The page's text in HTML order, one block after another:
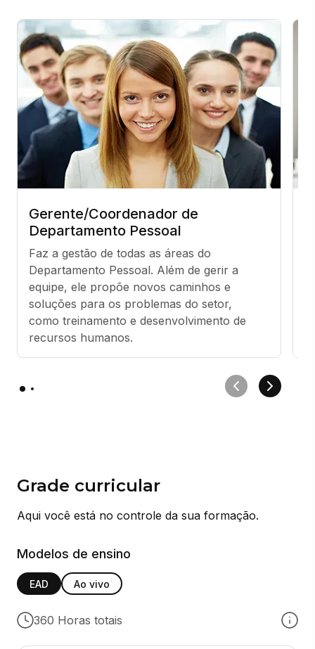
Gerente/Coordenador de
Departamento Pessoal
Faz a gestão de todas as áreas do
Departamento Pessoal. Além de gerir a
equipe, ele propõe novos caminhos e
soluções para os problemas do setor,
como treinamento e desenvolvimento de
recursos humanos.
Grade curricular
Aqui você está no controle da sua formação.
Modelos de ensino
EAD Ao vivo
360 Horas totais